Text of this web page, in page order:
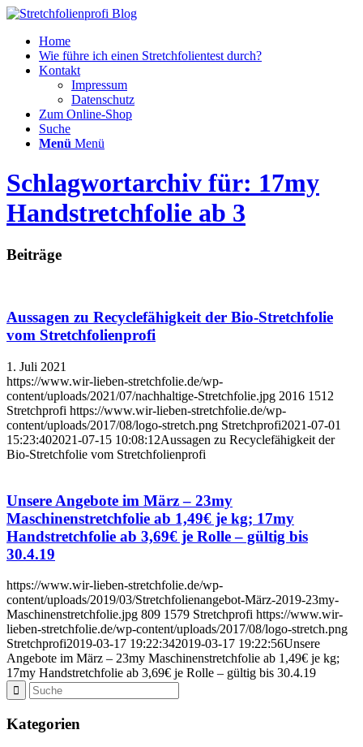
Home
Wie führe ich einen Stretchfolientest durch?
Kontakt
Impressum
Datenschutz
Zum Online-Shop
Suche
Menü Menü
Schlagwortarchiv für: 17my
Handstretchfolie ab 3
Beiträge
Aussagen zu Recyclefähigkeit der Bio-Stretchfolie
vom Stretchfolienprofi
1. Juli 2021
https://www.wir-lieben-stretchfolie.de/wp-
content/uploads/2021/07/nachhaltige-Stretchfolie.jpg 2016 1512
Stretchprofi https://www.wir-lieben-stretchfolie.de/wp-
content/uploads/2017/08/logo-stretch.png Stretchprofi2021-07-01
15:23:402021-07-15 10:08:12Aussagen zu Recyclefähigkeit der
Bio-Stretchfolie vom Stretchfolienprofi
Unsere Angebote im März – 23my
Maschinenstretchfolie ab 1,49€ je kg; 17my
Handstretchfolie ab 3,69€ je Rolle – gültig bis
30.4.19
https://www.wir-lieben-stretchfolie.de/wp-
content/uploads/2019/03/Stretchfolienangebot-März-2019-23my-
Maschinenstretchfolie.jpg 809 1579 Stretchprofi https://www.wir-
lieben-stretchfolie.de/wp-content/uploads/2017/08/logo-stretch.png
Stretchprofi2019-03-17 19:22:342019-03-17 19:22:56Unsere
Angebote im März – 23my Maschinenstretchfolie ab 1,49€ je kg;
17my Handstretchfolie ab 3,69€ je Rolle – gültig bis 30.4.19
Kategorien